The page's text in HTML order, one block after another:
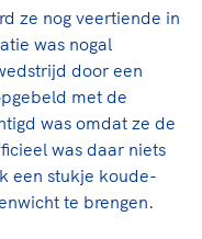
van je dochter,
of de
Wat mag wel
en online?
geeft
gewenst en
coaches,
managers en
ze nog veertiende in
was nogal
door een
met de
was omdat ze de
was daar niets
een stukje koude-
te brengen.